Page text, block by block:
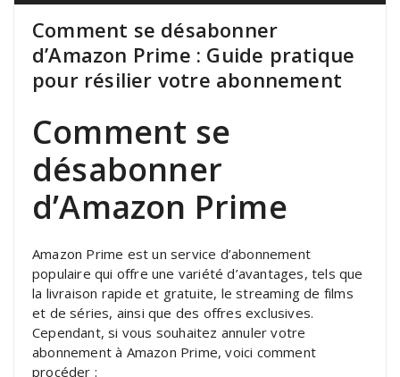
Comment se désabonner
d’Amazon Prime : Guide pratique
pour résilier votre abonnement
Comment se
désabonner
d’Amazon Prime
Amazon Prime est un service d’abonnement
populaire qui offre une variété d’avantages, tels que
la livraison rapide et gratuite, le streaming de films
et de séries, ainsi que des offres exclusives.
Cependant, si vous souhaitez annuler votre
abonnement à Amazon Prime, voici comment
procéder :